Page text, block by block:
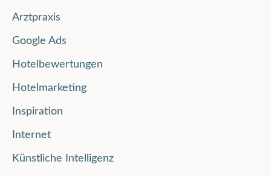
Arztpraxis
Google Ads
Hotelbewertungen
Hotelmarketing
Inspiration
Internet
Künstliche Intelligenz